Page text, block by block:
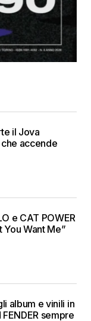
il Jova
accende
e CAT POWER
You Want Me”
album e vinili in
sempre